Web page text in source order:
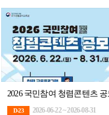
D-23
2026-06-22 ~ 2026-08-31